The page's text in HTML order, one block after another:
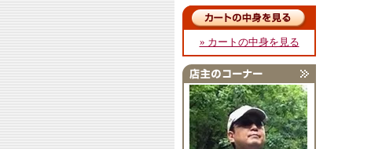
» カートの中身を見る